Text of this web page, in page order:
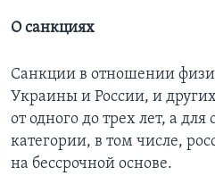
О санкциях
Санкции в отношении
Украины и России, и
от одного до трех лет, а
категории, в том числе,
на бессрочной основе.